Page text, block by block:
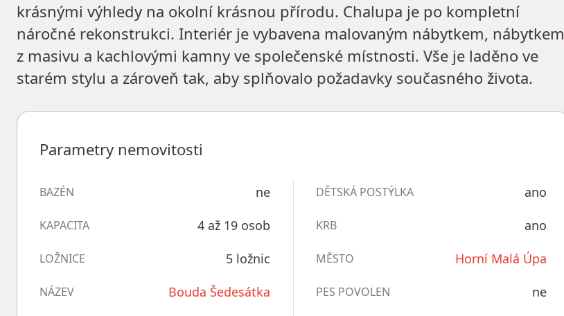
krásnými výhledy na okolní krásnou přírodu. Chalupa je po kompletní
náročné rekonstrukci. Interiér je vybavena malovaným nábytkem, nábytkem
z masivu a kachlovými kamny ve společenské místnosti. Vše je laděno ve
starém stylu a zároveň tak, aby splňovalo požadavky současného života.
Parametry nemovitosti
BAZÉN ne
KAPACITA 4 až 19 osob
LOŽNICE 5 ložnic
NÁZEV Bouda Šedesátka
DĚTSKÁ POSTÝLKA ano
KRB ano
MĚSTO Horní Malá Úpa
PES POVOLEN ne